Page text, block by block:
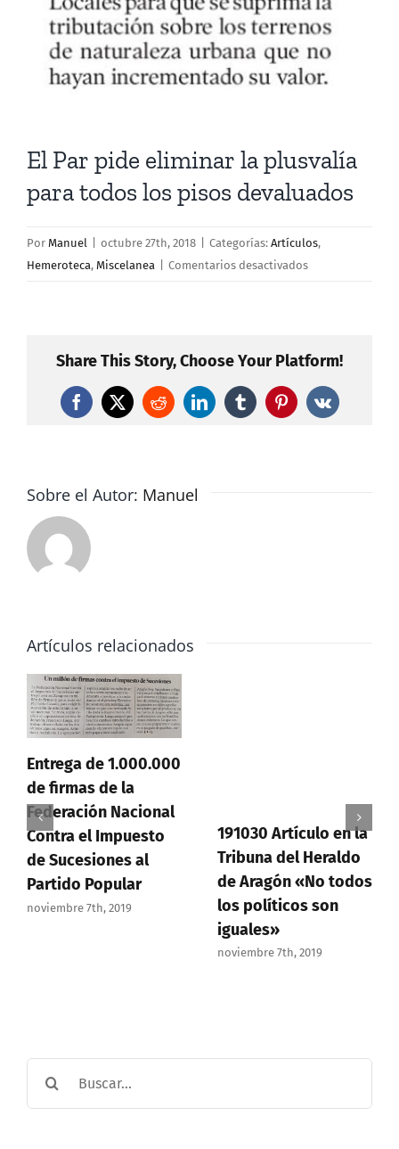
El Par pide eliminar la plusvalía
para todos los pisos devaluados
Por Manuel octubre 27th, 2018 Categorías: Artículos,
Hemeroteca, Miscelanea Comentarios desactivadosen
eliminar
plusvalía
para
Share This Story, Choose Your Platform!
Facebook
X RedditLinkedInTumblrPinterest
Vk
Sobre el Autor: Manuel
Artículos relacionados
Entrega de 1.000.000
de firmas de la
Federación Nacional
Contra el Impuesto
de Sucesiones al
Partido Popular
noviembre 7th, 2019
191030 Artículo en la
Tribuna del Heraldo
de Aragón «No todos
los políticos son
iguales»
noviembre 7th, 2019